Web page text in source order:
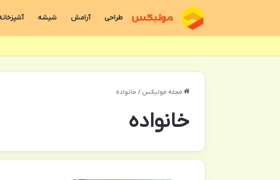
طراحی آرامش شیشه
مجله مولیکس / خانواده
خانواده